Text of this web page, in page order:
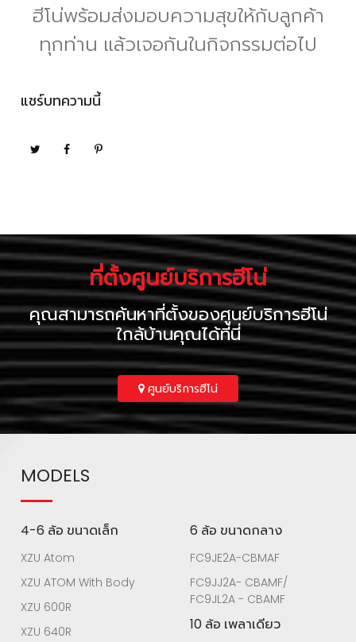
ฮีโน่พร้อมส่งมอบความสุขให้กับลูกค้า
ทุกท่าน แล้วเจอกันในกิจกรรมต่อไป
แชร์บทความนี้
ที่ตั้งศูนย์บริการฮีโน่
คุณสามารถค้นหาที่ตั้งของศูนย์บริการฮีโน่
ใกล้บ้านคุณได้ที่นี่
ศูนย์บริการฮีโน่
MODELS
4-6 ล้อ ขนาดเล็ก
XZU Atom
XZU ATOM With Body
XZU 600R
XZU 640R
6 ล้อ ขนาดกลาง
FC9JE2A-CBMAF
FC9JJ2A- CBAMF/
FC9JL2A - CBAMF
10 ล้อ เพลาเดียว